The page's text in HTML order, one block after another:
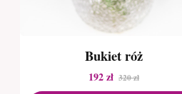
Bukiet róż
192 zł 320 zł